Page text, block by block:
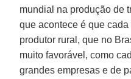
mundial na produção de
que acontece é que
produtor rural, que no
muito favorável, como
grandes empresas e de